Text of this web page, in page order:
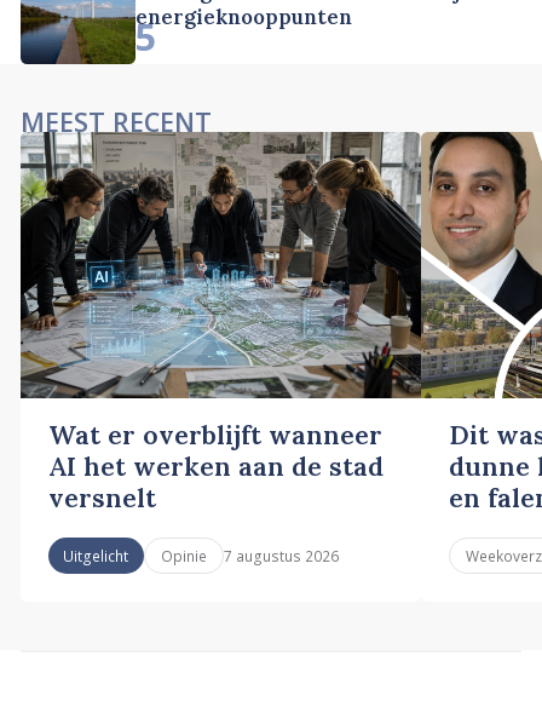
energieknooppunten
5
MEEST RECENT
Wat er overblijft wanneer
AI het werken aan de stad
versnelt
Uitgelicht Opinie 7 augustus 2026
Dit
dunne
en